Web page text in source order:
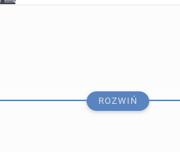
ROZWIŃ